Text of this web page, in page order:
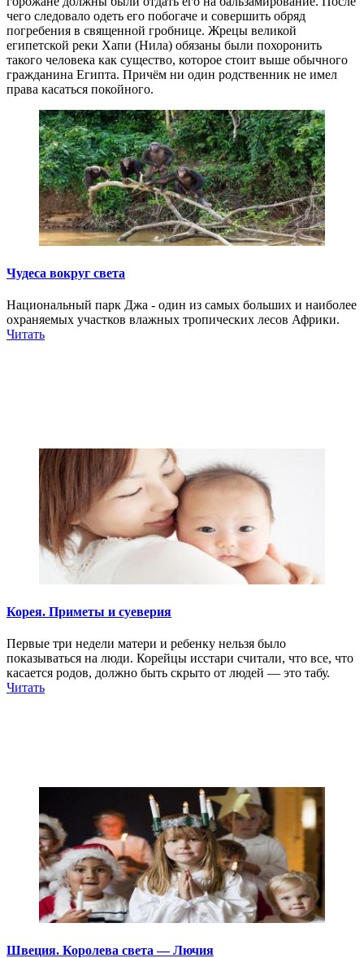
чего следовало одеть его побогаче и совершить обряд
погребения в священной гробнице. Жрецы великой
египетской реки Хапи (Нила) обязаны были похоронить
такого человека как существо, которое стоит выше обычного
гражданина Египта. Причём ни один родственник не имел
права касаться покойного.
Чудеса вокруг света
Национальный парк Джа - один из самых больших и наиболее
охраняемых участков влажных тропических лесов Африки.
Читать
Корея. Приметы и суеверия
Первые три недели матери и ребенку нельзя было
показываться на люди. Корейцы исстари считали, что все, что
касается родов, должно быть скрыто от людей — это табу.
Читать
Швеция. Королева света — Лючия